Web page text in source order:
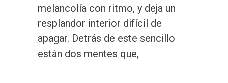
melancolía con ritmo, y deja un
resplandor interior difícil de
apagar. Detrás de este sencillo
están dos mentes que,